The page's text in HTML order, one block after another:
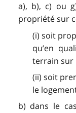
a), b), c) ou
propriété sur
(i) soit
qu’en
terrain sur
(ii) soit
le
b) dans le